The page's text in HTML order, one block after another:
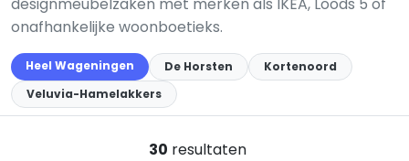
onafhankelijke woonboetieks.
Heel Wageningen De Horsten
Kortenoord
Veluvia-Hamelakkers
30 resultaten